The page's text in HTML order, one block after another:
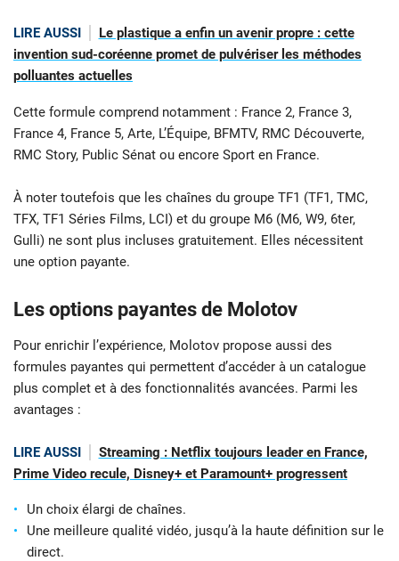
LIRE AUSSI
Le plastique a enfin un avenir propre : cette
invention sud-coréenne promet de pulvériser les méthodes
polluantes actuelles
Cette formule comprend notamment : France 2, France 3,
France 4, France 5, Arte, L’Équipe, BFMTV, RMC Découverte,
RMC Story, Public Sénat ou encore Sport en France.
À noter toutefois que les chaînes du groupe TF1 (TF1, TMC,
TFX, TF1 Séries Films, LCI) et du groupe M6 (M6, W9, 6ter,
Gulli) ne sont plus incluses gratuitement. Elles nécessitent
une option payante.
Les options payantes de Molotov
Pour enrichir l’expérience, Molotov propose aussi des
formules payantes qui permettent d’accéder à un catalogue
plus complet et à des fonctionnalités avancées. Parmi les
avantages :
LIRE AUSSI
Streaming : Netflix toujours leader en France,
Prime Video recule, Disney+ et Paramount+ progressent
Un choix élargi de chaînes.
Une meilleure qualité vidéo, jusqu’à la haute définition sur le
direct.